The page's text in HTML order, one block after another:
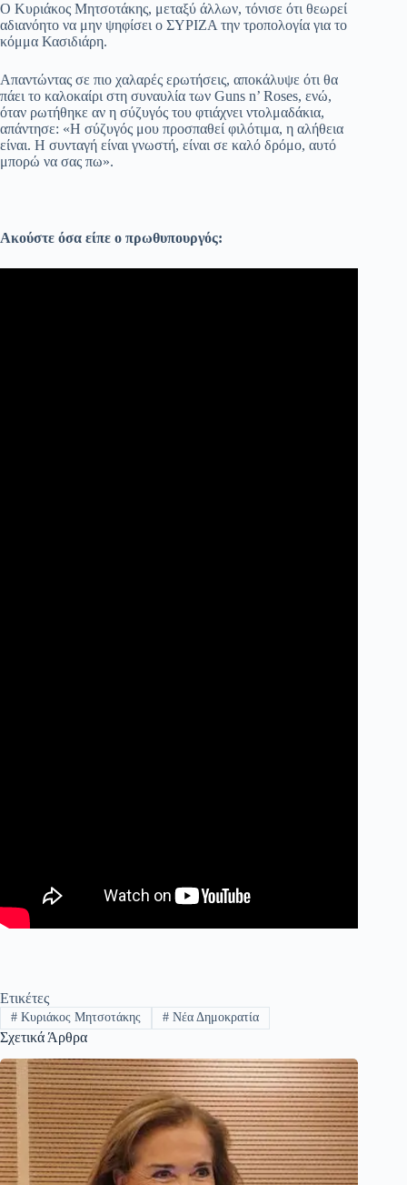
Ο Κυριάκος Μητσοτάκης, μεταξύ άλλων, τόνισε ότι θεωρεί
αδιανόητο να μην ψηφίσει ο ΣΥΡΙΖΑ την τροπολογία για το
κόμμα Κασιδιάρη.
Απαντώντας σε πιο χαλαρές ερωτήσεις, αποκάλυψε ότι θα
πάει το καλοκαίρι στη συναυλία των Guns n’ Roses, ενώ,
όταν ρωτήθηκε αν η σύζυγός του φτιάχνει ντολμαδάκια,
απάντησε: «Η σύζυγός μου προσπαθεί φιλότιμα, η αλήθεια
είναι. Η συνταγή είναι γνωστή, είναι σε καλό δρόμο, αυτό
μπορώ να σας πω».
Ακούστε όσα είπε ο πρωθυπουργός:
Ετικέτες
#Κυριάκος Μητσοτάκης #Νέα Δημοκρατία
Σχετικά Άρθρα